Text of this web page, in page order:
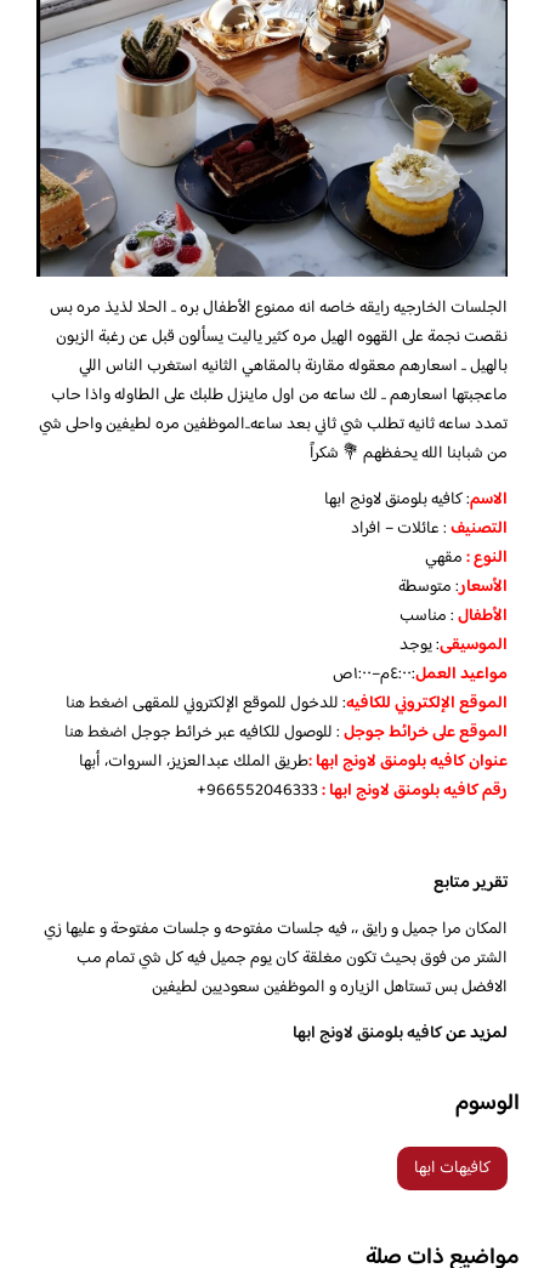
الجلسات الخارجيه رايقه خاصه انه ممنوع الأطفال بره .. الحلا لذيذ مره بس
نقصت نجمة على القهوه الهيل مره كثير ياليت يسألون قبل عن رغبة الزبون
بالهيل .. اسعارهم معقوله مقارنة بالمقاهي الثانيه استغرب الناس اللي
ماعجبتها اسعارهم .. لك ساعه من اول ماينزل طلبك على الطاوله واذا حاب
تمدد ساعه ثانيه تطلب شي ثاني بعد ساعه..الموظفين مره لطيفين واحلى شي
من شبابنا الله يحفظهم 💐 شكراً
الاسم: كافيه بلومنق لاونج ابها
التصنيف: عائلات – افراد
النوع :مقهي
الأسعار:متوسطة
الأطفال:مناسب
الموسيقى:يوجد
مواعيد العمل:٤:٠٠م–١:٠٠ص
الموقع الإلكتروني للكافيه: للدخول للموقع الإلكتروني للمقهىاضغط هنا
الموقع على خرائط جوجل: للوصول للكافيه عبر خرائط جوجلاضغط هنا
عنوان كافيه بلومنق لاونج ابها :طريق الملك عبدالعزيز، السروات، أبها
رقم كافيه بلومنق لاونج ابها :966552046333+
تقرير متابع
المكان مرا جميل و رايق ،، فيه جلسات مفتوحه و جلسات مفتوحة و عليها زي
الشتر من فوق بحيث تكون مغلقة كان يوم جميل فيه كل شي تمام مب
الافضل بس تستاهل الزياره و الموظفين سعوديين لطيفين
لمزيد عنكافيه بلومنق لاونج ابها
الوسوم
كافيهات ابها
مواضيع ذات صلة